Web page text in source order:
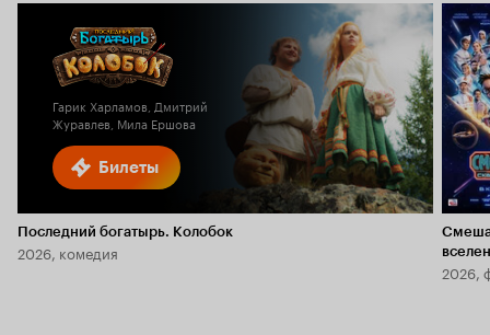
Билеты
Гарик Харламов, Дмитрий
Журавлев, Мила Ершова
Последний богатырь. Колобок
2026, комедия
2026,